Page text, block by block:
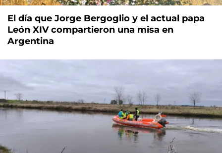
El día que Jorge Bergoglio y el actual papa
León XIV compartieron una misa en
Argentina